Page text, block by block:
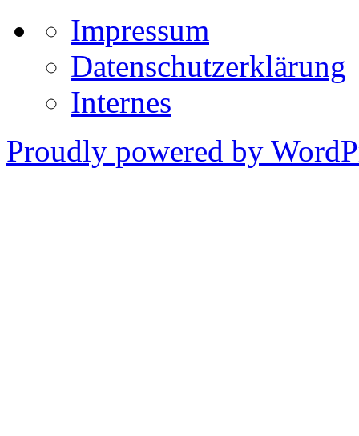
Impressum
Datenschutzerklärung
Internes
Proudly powered by